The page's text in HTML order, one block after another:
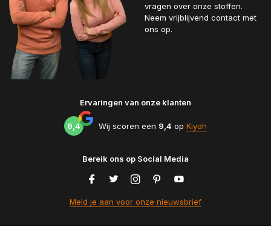
vragen over onze stoffen.
Neem vrijblijvend contact met
ons op.
Ervaringen van onze klanten
9,4 Wij scoren een 9,4 op Kiyoh
Bereik ons op Social Media
Meld je aan voor onze nieuwsbrief